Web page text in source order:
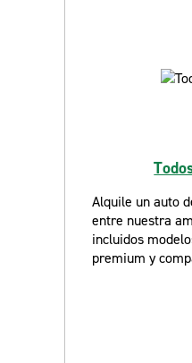
Alquile un auto
entre nuestra
incluidos
premium y